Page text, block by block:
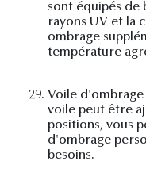
sont équipés de
rayons UV et la
ombrage
température
29. Voile
voile peut être
positions, vous
d'ombrage
besoins.